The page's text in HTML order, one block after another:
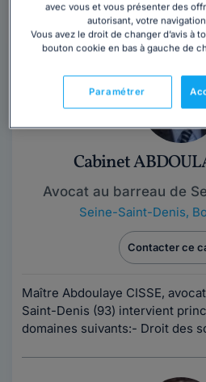
Trouver un
Cabinet
Avocat au barreau de
Seine-Saint-Denis,
Contacter ce
Maître Abdoulaye CISSE,
Saint-Denis (93) intervient
domaines suivants:- Droit des
avec vous et vous présenter des
autorisant, votre
Vous avez le droit de changer d’avis à
bouton cookie en bas à gauche de
Paramétrer